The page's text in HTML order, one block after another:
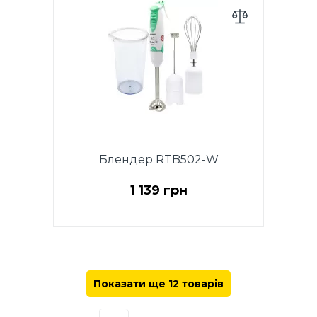
Режим TURBO. Регулятор
швидкості на корпусі. Ніж з
нержавіючої сталі Ice Crush .
Пластиковий корпус зі знімною
ногою. Нога з нержавіючої
сталі. Петля для підвішування.
Аксесуари: чаша з
подрібнювачем 500 мл, мірний
Блендер RTB502-W
1 139 грн
подрібнення, змішування,
збиття, ніж Ice Crush з
Показати ще 12 товарів